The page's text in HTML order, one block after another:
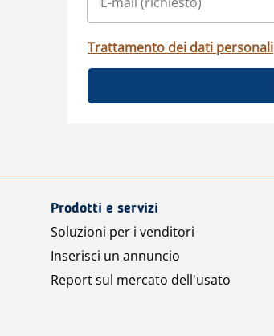
Trattamento dei dati personali
Prodotti e servizi
Soluzioni per i venditori
Inserisci un annuncio
Report sul mercato dell'usato